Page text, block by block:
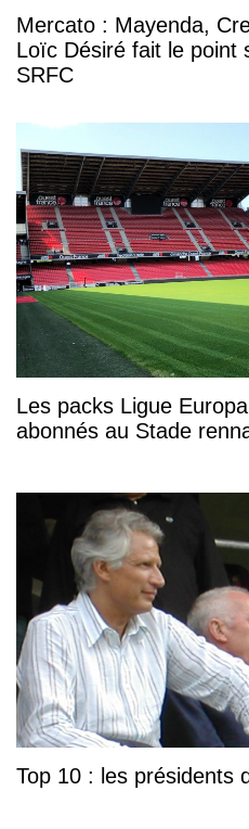
Mercato : Mayenda,
Loïc Désiré fait le point
SRFC
Les packs Ligue
abonnés au Stade
Top 10 : les présidents